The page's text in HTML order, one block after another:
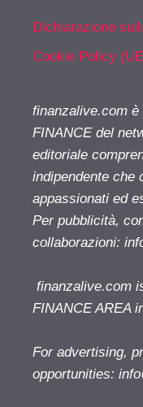
Dichiarazione
Cookie Policy
finanzalive.com è
FINANCE del
editoriale
indipendente che
appassionati ed
Per pubblicità,
collaborazioni:
finanzalive.com
FINANCE AREA
For advertising,
opportunities: